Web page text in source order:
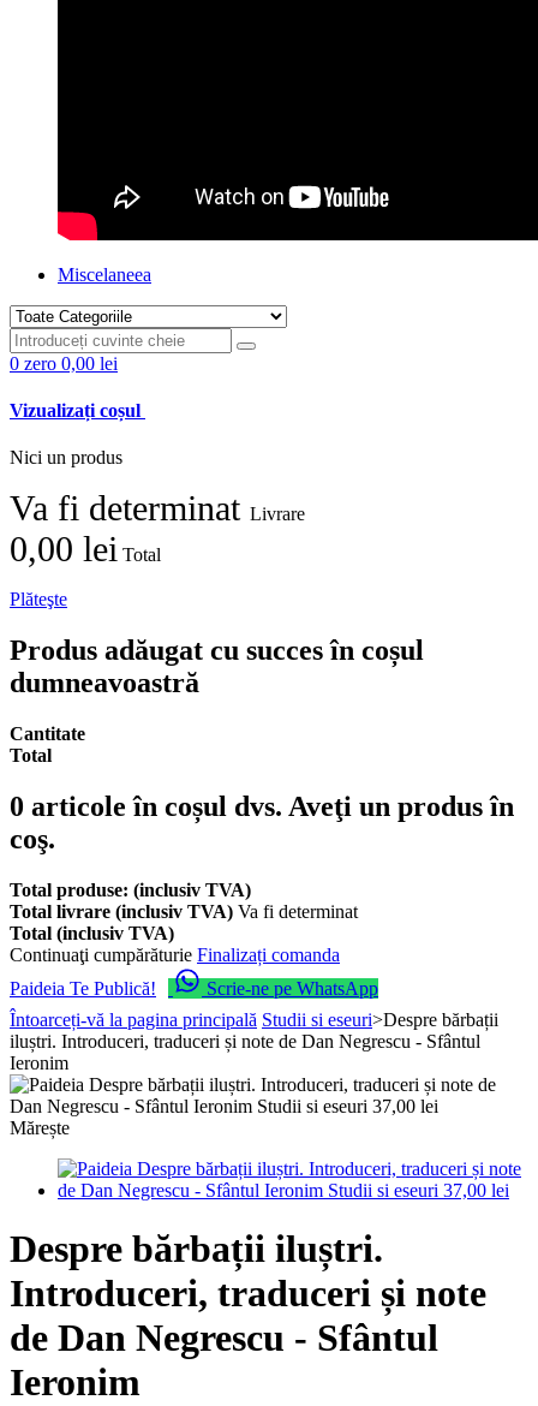
Miscelaneea
0 zero 0,00 lei
Vizualizați coșul
Nici un produs
Va fi determinat Livrare
0,00 lei Total
Plăteşte
Produs adăugat cu succes în coșul
dumneavoastră
Cantitate
Total
0 articole în coșul dvs. Aveţi un produs în
coş.
Total produse: (inclusiv TVA)
Total livrare (inclusiv TVA) Va fi determinat
Total (inclusiv TVA)
Continuaţi cumpărăturie Finalizați comanda
Paideia Te Publică!
Scrie-ne pe WhatsApp
Întoarceți-vă la pagina principală Studii si eseuri>Despre bărbații
iluștri. Introduceri, traduceri și note de Dan Negrescu - Sfântul
Ieronim
Mărește
Despre bărbații iluștri.
Introduceri, traduceri și note
de Dan Negrescu - Sfântul
Ieronim